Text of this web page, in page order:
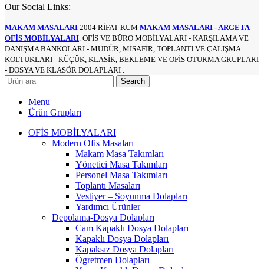
Our Social Links:
MAKAM MASALARI 2004 RİFAT KUM MAKAM MASALARI - ARGETA
OFİS MOBİLYALARI. OFİS VE BÜRO MOBİLYALARI - KARŞILAMA VE
DANIŞMA BANKOLARI - MÜDÜR, MİSAFİR, TOPLANTI VE ÇALIŞMA
KOLTUKLARI - KÜÇÜK, KLASİK, BEKLEME VE OFİS OTURMA GRUPLARI
- DOSYA VE KLASÖR DOLAPLARI .
Search
Menu
Ürün Grupları
OFİS MOBİLYALARI
Modern Ofis Masaları
Makam Masa Takımları
Yönetici Masa Takımları
Personel Masa Takımları
Toplantı Masaları
Vestiyer – Soyunma Dolapları
Yardımcı Ürünler
Depolama-Dosya Dolapları
Cam Kapaklı Dosya Dolapları
Kapaklı Dosya Dolapları
Kapaksız Dosya Dolapları
Ögretmen Dolapları